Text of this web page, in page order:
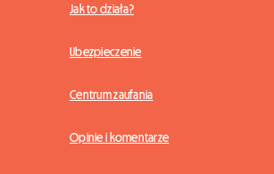
Jak to działa?
Ubezpieczenie
Centrum zaufania
Opinie i komentarze